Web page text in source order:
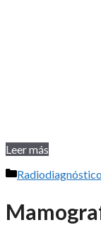
Leer más
Categorías